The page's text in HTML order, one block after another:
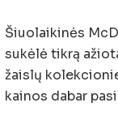
Šiuolaikinės
sukėlė tikrą
žaislų
kainos dabar